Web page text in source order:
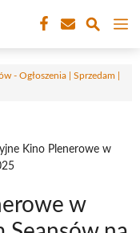
- Ogłoszenia | Sprzedam |
Kino Plenerowe w
w